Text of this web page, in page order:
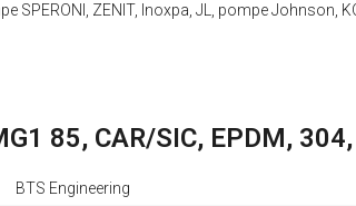
SPERONI, ZENIT, Inoxpa, JL, pompe Johnson,
85, CAR/SIC, EPDM, 304,
BTS Engineering